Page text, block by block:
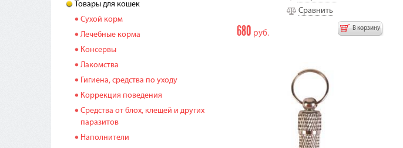
Сравнить
В корзину
680 руб.
Товары для кошек
Сухой корм
Лечебные корма
Консервы
Лакомства
Гигиена, средства по уходу
Коррекция поведения
Средства от блох, клещей и других
паразитов
Наполнители